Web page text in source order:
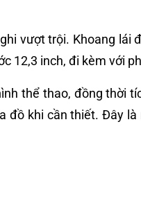
vượt trội. Khoang
inch, đi kèm với
thể thao, đồng thời
đồ khi cần thiết. Đây